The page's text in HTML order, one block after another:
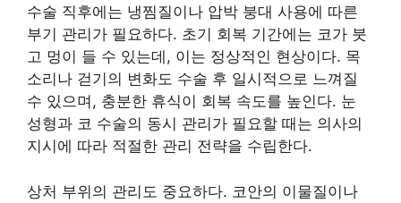
수술 직후에는 냉찜질이나 압박 붕대 사용에 따른
부기 관리가 필요하다. 초기 회복 기간에는 코가 붓
고 멍이 들 수 있는데, 이는 정상적인 현상이다. 목
소리나 걷기의 변화도 수술 후 일시적으로 느껴질
수 있으며, 충분한 휴식이 회복 속도를 높인다. 눈
성형과 코 수술의 동시 관리가 필요할 때는 의사의
지시에 따라 적절한 관리 전략을 수립한다.
상처 부위의 관리도 중요하다. 코안의 이물질이나